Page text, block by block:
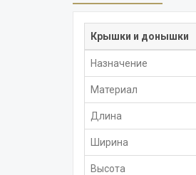
Крышки и донышки
Назначение
Материал
Длина
Ширина
Высота